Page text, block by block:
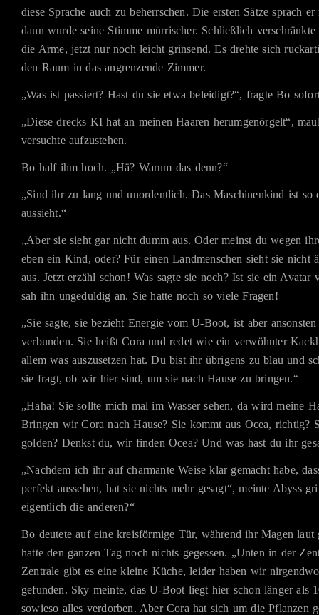
diese Sprache auch zu beherrschen. Die ersten Sätze sprach
dann wurde seine Stimme mürrischer. Schließlich
die Arme, jetzt nur noch leicht grinsend. Es drehte sich
den Raum in das angrenzende Zimmer.
„Was ist passiert? Hast du sie etwa beleidigt?“, fragte Bo
„Diese drecks KI hat an meinen Haaren herumgenörgelt“,
versuchte aufzustehen.
Bo half ihm hoch. „Hä? Warum das denn?“
„Sind ihr zu lang und unordentlich. Das Maschinenkind ist so
aussieht.“
„Aber sie sieht gar nicht dumm aus. Oder meinst du wegen
eben ein Kind, oder? Für einen Landmenschen sieht sie nicht
aus. Jetzt erzähl schon! Was sagte sie noch? Ist sie ein Avatar
sah ihn ungeduldig an. Sie hatte noch so viele Fragen!
„Sie sagte, sie bezieht Energie vom U-Boot, ist aber
verbunden. Sie heißt Cora und redet wie ein verwöhnter
allem was auszusetzen hat. Du bist ihr übrigens zu blau und
sie fragt, ob wir hier sind, um sie nach Hause zu bringen.“
„Haha! Sie sollte mich mal im Wasser sehen, da wird meine
Bringen wir Cora nach Hause? Sie kommt aus Ocea, richtig?
golden? Denkst du, wir finden Ocea? Und was hast du ihr
„Nachdem ich ihr auf charmante Weise klar gemacht habe,
perfekt aussehen, hat sie nichts mehr gesagt“, meinte Abyss
eigentlich die anderen?“
Bo deutete auf eine kreisförmige Tür, während ihr Magen laut
hatte den ganzen Tag noch nichts gegessen. „Unten in der
Zentrale gibt es eine kleine Küche, leider haben wir
gefunden. Sky meinte, das U-Boot liegt hier schon länger als
sowieso alles verdorben. Aber Cora hat sich um die Pflanzen